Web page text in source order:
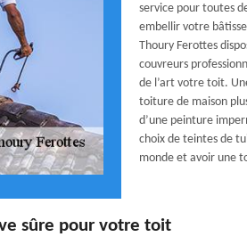
service pour toutes
embellir votre
Thoury Ferottes
couvreurs
de l’art votre toit.
toiture de maison
d’une peinture
choix de teintes de
monde et avoir une
sûre pour votre toit